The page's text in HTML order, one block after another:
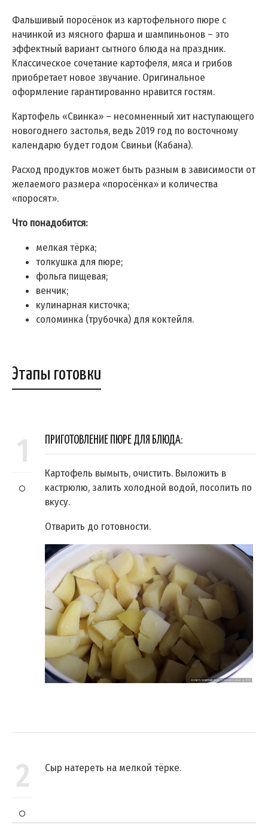
Фальшивый поросёнок из картофельного пюре с
начинкой из мясного фарша и шампиньонов – это
эффектный вариант сытного блюда на праздник.
Классическое сочетание картофеля, мяса и грибов
приобретает новое звучание. Оригинальное
оформление гарантированно нравится гостям.
Картофель «Свинка» – несомненный хит наступающего
новогоднего застолья, ведь 2019 год по восточному
календарю будет годом Свиньи (Кабана).
Расход продуктов может быть разным в зависимости от
желаемого размера «поросёнка» и количества
«поросят».
Что понадобится:
мелкая тёрка;
толкушка для пюре;
фольга пищевая;
венчик;
кулинарная кисточка;
соломинка (трубочка) для коктейля.
Этапы готовки
1 ПРИГОТОВЛЕНИЕ ПЮРЕ ДЛЯ БЛЮДА:
Картофель вымыть, очистить. Выложить в
кастрюлю, залить холодной водой, посолить по
вкусу.
Отварить до готовности.
2 Сыр натереть на мелкой тёрке.